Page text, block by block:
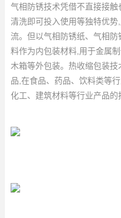
气相防锈技术凭借不直接接
清洗即可投入使用等独特优
流。但以气相防锈纸、气相
料作为内包装材料,用于金属
木箱等外包装。热收缩包装
品,在食品、药品、饮料类等
化工、建筑材料等行业产品的